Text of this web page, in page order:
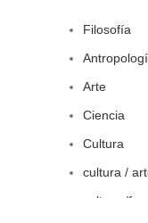
Filosofía
Arte
Ciencia
Cultura
cultura /
cultura /